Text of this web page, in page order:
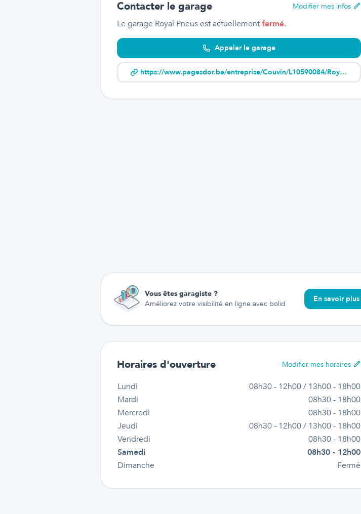
Contacter le garage Modifier mes infos
Le garage Royal Pneusest actuellementfermé.
Appeler le garage
https://www.pagesdor.be/entreprise/Couvin/L10590084/Royal+Pneus/
Vous êtes garagiste ?
Améliorez votre visibilité en ligne avec bolid
En savoir plus
Horaires d'ouverture Modifier mes horaires
Lundi
08h30 - 12h00 / 13h00 - 18h00
Mardi
08h30 - 18h00
Mercredi
08h30 - 18h00
Jeudi
08h30 - 12h00 / 13h00 - 18h00
Vendredi
08h30 - 18h00
Samedi
08h30 - 12h00
Dimanche
Fermé